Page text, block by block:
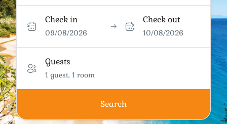
Check in
09/08/2026
Check out
10/08/2026
Guests
1 guest, 1 room
Search